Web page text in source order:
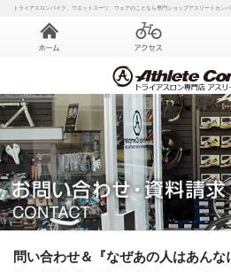
トライアスロンバイク、ウエットスーツ、ウェアのことなら専門ショップアスリートカンパ
問い合わせ＆『なぜあの人はあん